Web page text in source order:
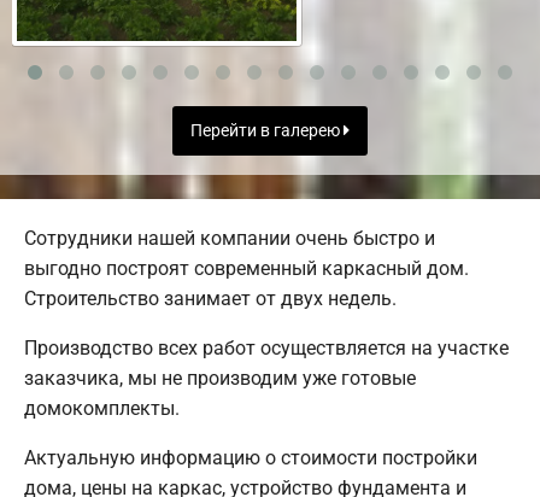
Перейти в галерею
Сотрудники нашей компании очень быстро и
выгодно построят современный каркасный дом.
Строительство занимает от двух недель.
Производство всех работ осуществляется на участке
заказчика, мы не производим уже готовые
домокомплекты.
Актуальную информацию о стоимости постройки
дома, цены на каркас, устройство фундамента и